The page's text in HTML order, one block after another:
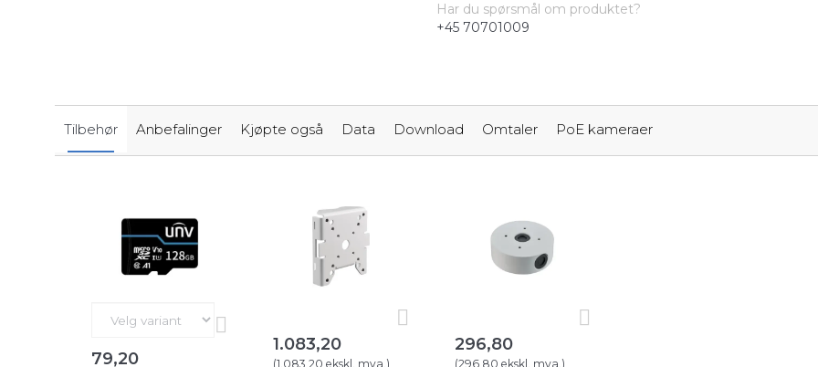
Har du spørsmål om produktet?
+45 70701009
Tilbehør Anbefalinger Kjøpte også Data Download Omtaler PoE kameraer
79,20
1.083,20
(1.083,20 ekskl. mva.)
296,80
(296,80 ekskl. mva.)